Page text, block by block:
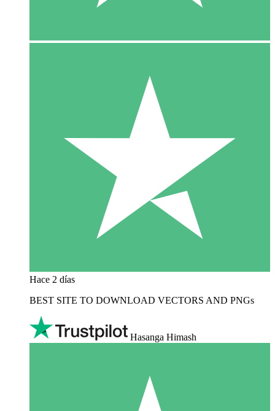
Hace 2 días
BEST SITE TO DOWNLOAD VECTORS AND PNGs
Hasanga Himash